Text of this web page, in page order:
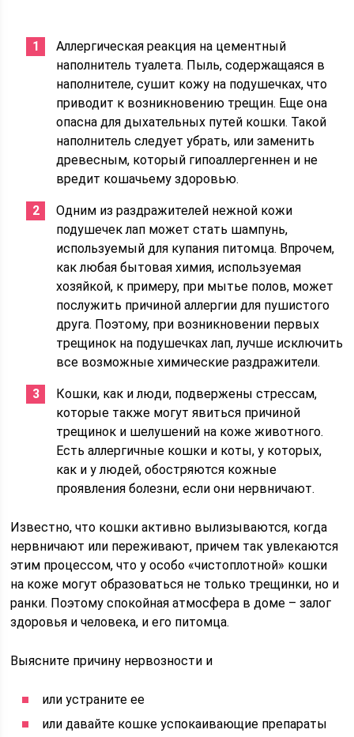
Аллергическая реакция на цементный
наполнитель туалета. Пыль, содержащаяся в
наполнителе, сушит кожу на подушечках, что
приводит к возникновению трещин. Еще она
опасна для дыхательных путей кошки. Такой
наполнитель следует убрать, или заменить
древесным, который гипоаллергеннен и не
вредит кошачьему здоровью.
Одним из раздражителей нежной кожи
подушечек лап может стать шампунь,
используемый для купания питомца. Впрочем,
как любая бытовая химия, используемая
хозяйкой, к примеру, при мытье полов, может
послужить причиной аллергии для пушистого
друга. Поэтому, при возникновении первых
трещинок на подушечках лап, лучше исключить
все возможные химические раздражители.
Кошки, как и люди, подвержены стрессам,
которые также могут явиться причиной
трещинок и шелушений на коже животного.
Есть аллергичные кошки и коты, у которых,
как и у людей, обостряются кожные
проявления болезни, если они нервничают.
Известно, что кошки активно вылизываются, когда
нервничают или переживают, причем так увлекаются
этим процессом, что у особо «чистоплотной» кошки
на коже могут образоваться не только трещинки, но и
ранки. Поэтому спокойная атмосфера в доме – залог
здоровья и человека, и его питомца.
Выясните причину нервозности и
или устраните ее
или давайте кошке успокаивающие препараты